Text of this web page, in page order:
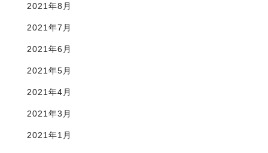
2021年8月
2021年7月
2021年6月
2021年5月
2021年4月
2021年3月
2021年1月